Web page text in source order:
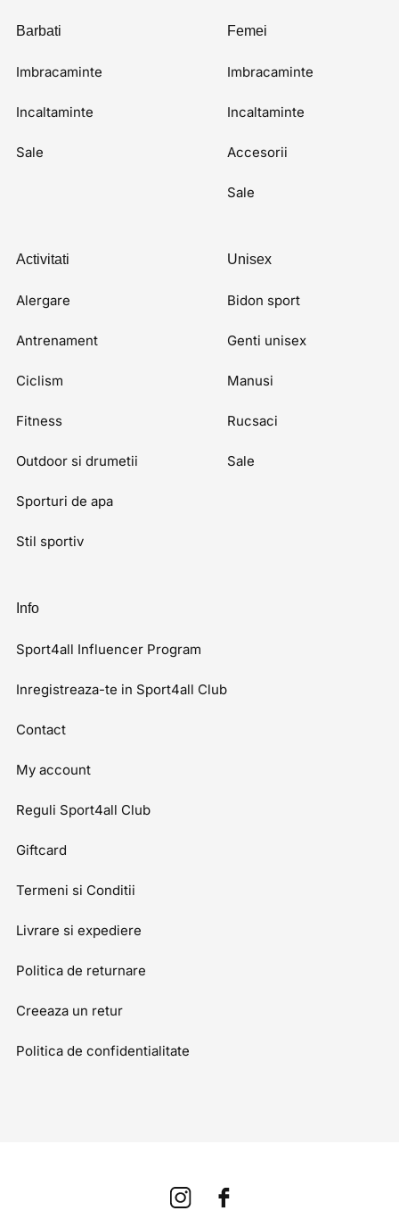
Barbati
Imbracaminte
Incaltaminte
Sale
Femei
Imbracaminte
Incaltaminte
Accesorii
Sale
Activitati
Alergare
Antrenament
Ciclism
Fitness
Outdoor si drumetii
Sporturi de apa
Stil sportiv
Unisex
Bidon sport
Genti unisex
Manusi
Rucsaci
Sale
Info
Sport4all Influencer Program
Inregistreaza-te in Sport4all Club
Contact
My account
Reguli Sport4all Club
Giftcard
Termeni si Conditii
Livrare si expediere
Politica de returnare
Creeaza un retur
Politica de confidentialitate